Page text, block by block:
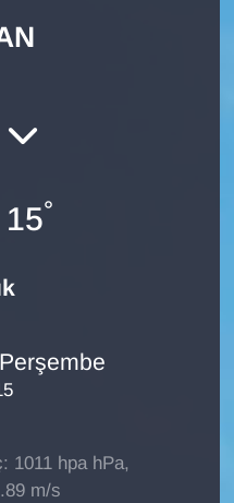
15°
1011 hpa hPa,
m/s